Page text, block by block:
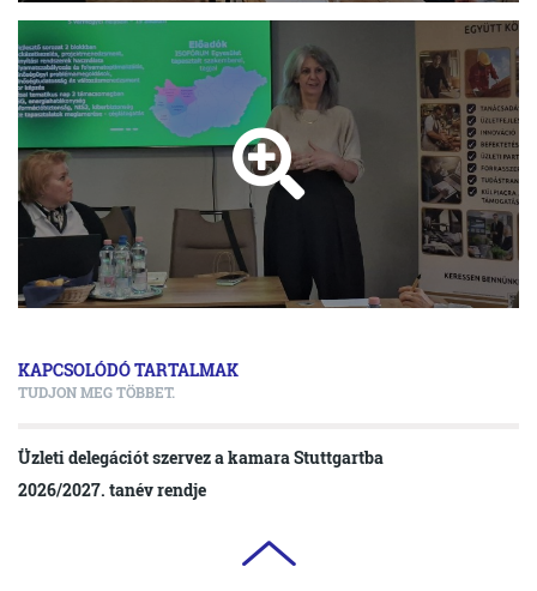
KAPCSOLÓDÓ TARTALMAK
TUDJON MEG TÖBBET.
Üzleti delegációt szervez a kamara Stuttgartba
2026/2027. tanév rendje